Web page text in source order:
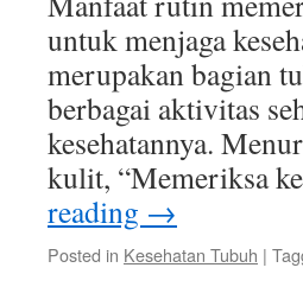
untuk menjaga
merupakan bagian
berbagai aktivitas
kesehatannya.
kulit, “Memeriksa
reading →
Posted in Kesehatan Tubuh |